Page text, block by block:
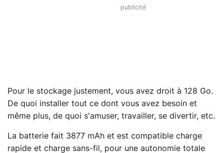
Pour le stockage justement, vous avez droit à 128 Go.
De quoi installer tout ce dont vous avez besoin et
même plus, de quoi s'amuser, travailler, se divertir, etc.
La batterie fait 3877 mAh et est compatible charge
rapide et charge sans-fil, pour une autonomie totale